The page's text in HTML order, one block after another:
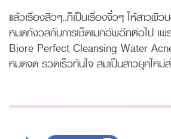
แล้วเรื่องสิวๆ..ก็เป็นเรื่องจิ๋วๆ ให้สาวผิว
หมดกังวลกับการเช็ดเมคอัพอีกต่อไป เพ
Biore Perfect Cleansing Water
หมดจด รวดเร็วทันใจ สมเป็นสาวยุคใหม่